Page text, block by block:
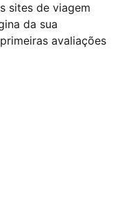
sites de viagem
da sua
avaliações